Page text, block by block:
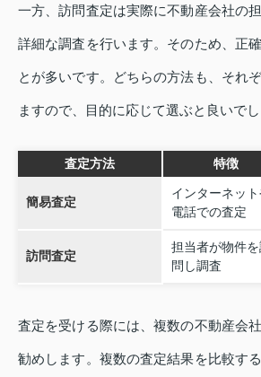
一方、訪問査定は実際に不動産会社の
詳細な調査を行います。そのため、正
とが多いです。どちらの方法も、それ
ますので、目的に応じて選ぶと良いでし
査定方法 特徴
簡易査定
インターネッ
電話での査定
訪問査定
担当者が物件
問し調査
査定を受ける際には、複数の不動産会
勧めします。複数の査定結果を比較す